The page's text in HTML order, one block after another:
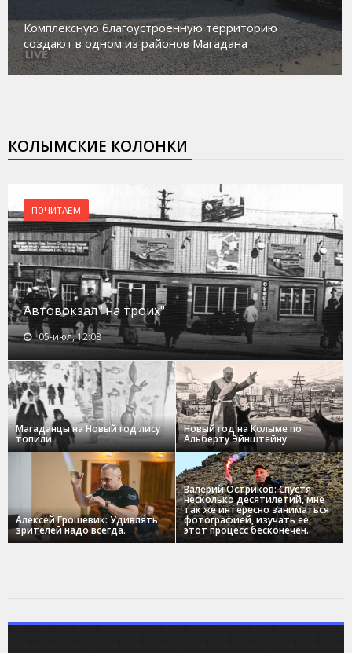
Комплексную благоустроенную территорию
создают в одном из районов Магадана
КОЛЫМСКИЕ КОЛОНКИ
ПОЧИТАЕМ
Автовокзал "на троих"
05-июл, 12:08
Магаданцы на Новый год лису
топили
Новый год на Колыме по
Альберту Эйнштейну
Алексей Грошевик: Удивлять
зрителей надо всегда.
Валерий Остриков: Спустя
несколько десятилетий, мне
так же интересно заниматься
фотографией, изучать ее,
этот процесс бесконечен.